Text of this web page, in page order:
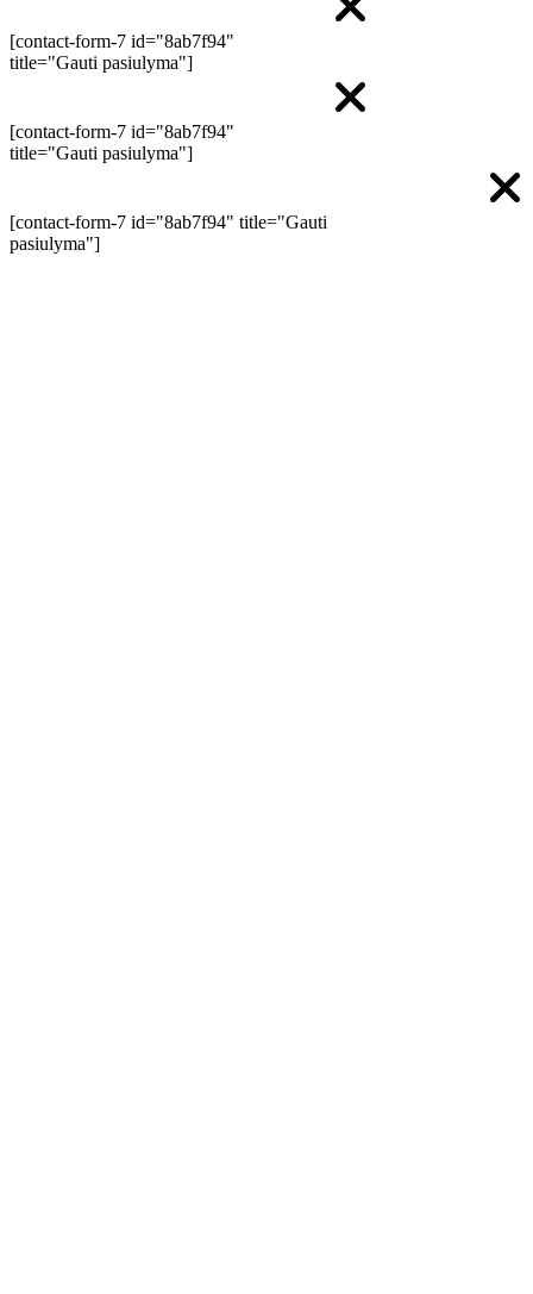
[contact-form-7 id="8ab7f94"
title="Gauti pasiulyma"]
[contact-form-7 id="8ab7f94"
title="Gauti pasiulyma"]
[contact-form-7 id="8ab7f94" title="Gauti
pasiulyma"]